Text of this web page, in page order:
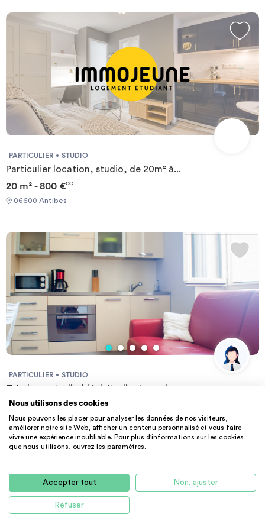
Marguerite, vous pouvez visiter la célèbre prison où le Masque de
Fer était détenu. Que ce soit pour la découverte culturelle, la
randonnée en plein air ou la détente en bord de mer, les environs
de Juan-les-Pins offrent une variété d'options pour satisfaire
tous les goûts. Autres remarques Nous vous demandons de nous
fournir les pièces justificatives nécessaires : - 1 pièce d'identité - 1
justificatif du motif du séjour (professionnel ou scolaire) - 1
adresse électronique 1 contrat vous sera envoyé par email et un
état des lieux sera effectué à votre arrivée et à votre départ.
Required documents: - Financial guarantee Documents requis: -
PARTICULIER STUDIO
Particulier location, studio, de 20m² à...
20 m² - 800 €CC
06600 Antibes
PARTICULIER STUDIO
Très beau studio idéal étudiant proche ...
23 m² - 730 €CC
06600 Antibes
Non réservable
Nous utilisons des cookies
Nous pouvons les placer pour analyser les données de nos visiteurs,
améliorer notre site Web, afficher un contenu personnalisé et vous faire
vivre une expérience inoubliable. Pour plus d'informations sur les cookies
que nous utilisons, ouvrez les paramètres.
Accepter tout Non, ajuster
Refuser